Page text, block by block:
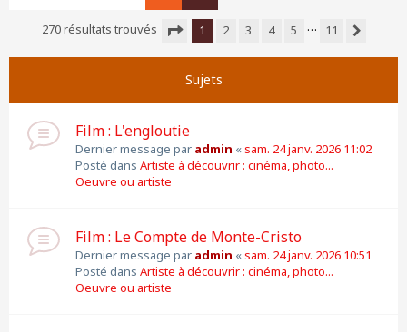
270 résultats trouvés
1 2 3 4 5 …
11
Sujets
Film : L'engloutie
Dernier message par admin «sam. 24 janv. 2026 11:02
Posté dans Artiste à découvrir : cinéma, photo...
Oeuvre ou artiste
Film : Le Compte de Monte-Cristo
Dernier message par admin «sam. 24 janv. 2026 10:51
Posté dans Artiste à découvrir : cinéma, photo...
Oeuvre ou artiste